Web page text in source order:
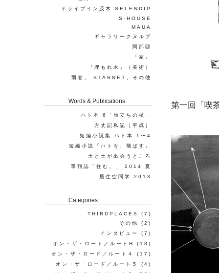
第一回「喫
ドライブイン茂木 SELENDIP
S-HOUSE
MAUA
ギャラリークヌルプ
阿部邸
『家』
『埋もれ木』（美術）
雨巻、 STARNET、その他
Words & Publications
ハト本 6「旅立ちの杖」
方丈記私記［平成］
短編小説集 ハト本 1〜4
短編小説『ハトを、飛ばす』
土と土が出会うところ
季刊誌「住む。」 2014 夏
居住空間学 2013
Categories
THIRDPLACES
(7)
その他
(2)
インタビュー
(7)
オン・ザ・ロード／ルートH
(18)
オン・ザ・ロード／ルート４
(17)
オン・ザ・ロード／ルート５
(4)